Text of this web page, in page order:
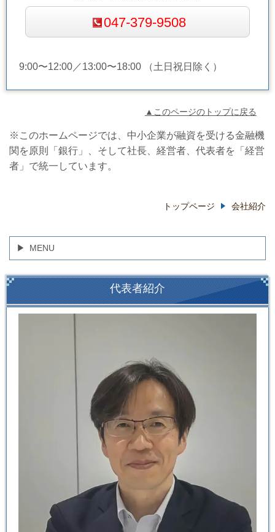
047-379-9508
9:00〜12:00／13:00〜18:00 （土日祝日除く）
▲このページのトップに戻る
※このホームページでは、中小企業が融資を受ける金融機
関を原則「銀行」、そして社長、経営者、代表者を「経営
者」で統一しています。
トップページ 会社紹介
MENU
代表者紹介